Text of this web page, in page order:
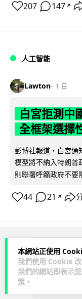
本網站正使用
我們使用 Cookie
我們的網站即表示
策 。
207 147 ↗
人工智能
Lawton 1 日
白宮拒測中
全框架選擇
彭博社報道，白宮通
模型將不納入特朗普
則聯署呼籲政府不要
44 21 ↗